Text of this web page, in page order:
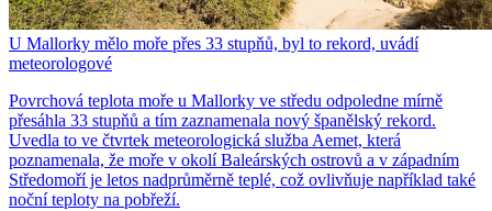
U Mallorky mělo moře přes 33 stupňů, byl to rekord, uvádí
meteorologové
Povrchová teplota moře u Mallorky ve středu odpoledne mírně
přesáhla 33 stupňů a tím zaznamenala nový španělský rekord.
Uvedla to ve čtvrtek meteorologická služba Aemet, která
poznamenala, že moře v okolí Baleárských ostrovů a v západním
Středomoří je letos nadprůměrně teplé, což ovlivňuje například také
noční teploty na pobřeží.